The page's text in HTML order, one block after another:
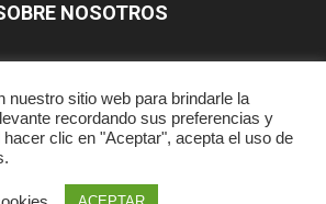
NOSOTROS
SÍGUENOS
Aviso Legal Contacta
nuestro sitio web para brindarle la
recordando sus preferencias y
clic en "Aceptar", acepta el uso de